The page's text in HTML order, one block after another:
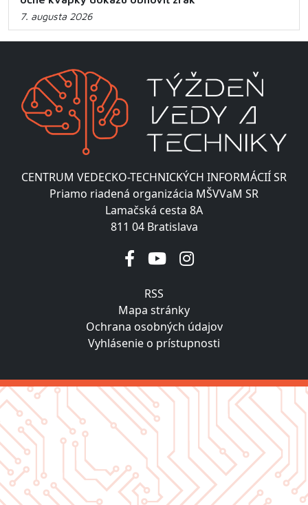
7. augusta 2026
CENTRUM VEDECKO-TECHNICKÝCH INFORMÁCIÍ SR
Priamo riadená organizácia MŠVVaM SR
Lamačská cesta 8A
811 04 Bratislava
RSS
Mapa stránky
Ochrana osobných údajov
Vyhlásenie o prístupnosti